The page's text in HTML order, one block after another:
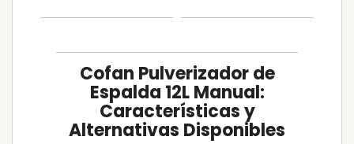
Cofan Pulverizador de
Espalda 12L Manual:
Características y
Alternativas Disponibles